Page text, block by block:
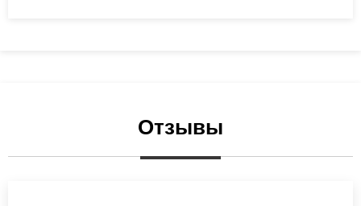
Отзывы